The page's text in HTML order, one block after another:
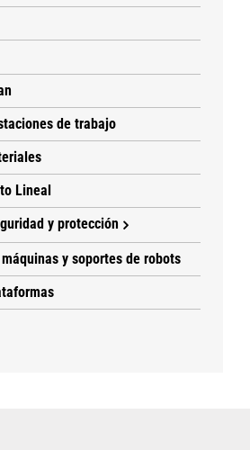
de trabajo
Lineal
y protección
y soportes de robots